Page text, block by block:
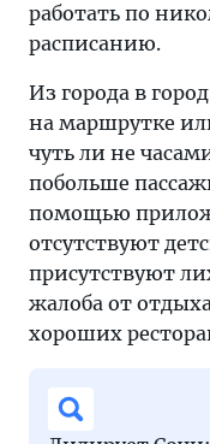
работать по
расписанию.
Из города в
на маршрутке
чуть ли не
побольше
помощью
отсутствуют
присутствуют
жалоба от
хороших